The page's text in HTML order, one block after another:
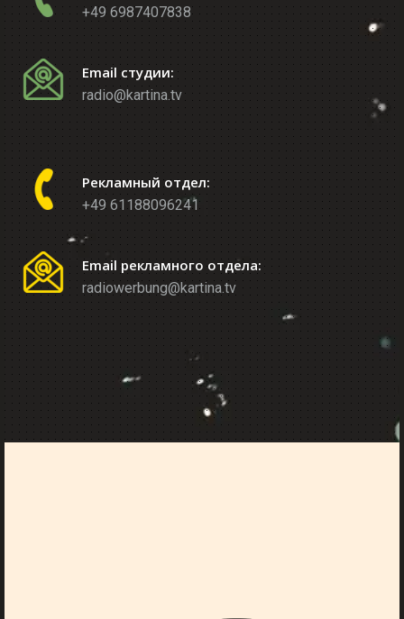
+49 6987407838
Email студии:
radio@kartina.tv
Рекламный отдел:
+49 61188096241
Email рекламного отдела:
radiowerbung@kartina.tv